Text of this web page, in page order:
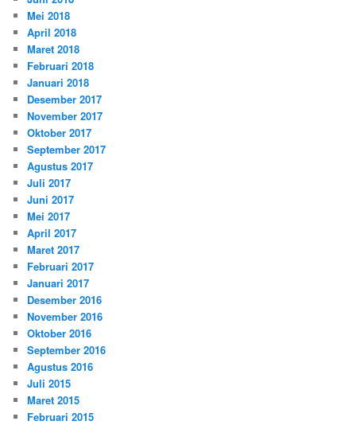
Mei 2018
April 2018
Maret 2018
Februari 2018
Januari 2018
Desember 2017
November 2017
Oktober 2017
September 2017
Agustus 2017
Juli 2017
Juni 2017
Mei 2017
April 2017
Maret 2017
Februari 2017
Januari 2017
Desember 2016
November 2016
Oktober 2016
September 2016
Agustus 2016
Juli 2015
Maret 2015
Februari 2015